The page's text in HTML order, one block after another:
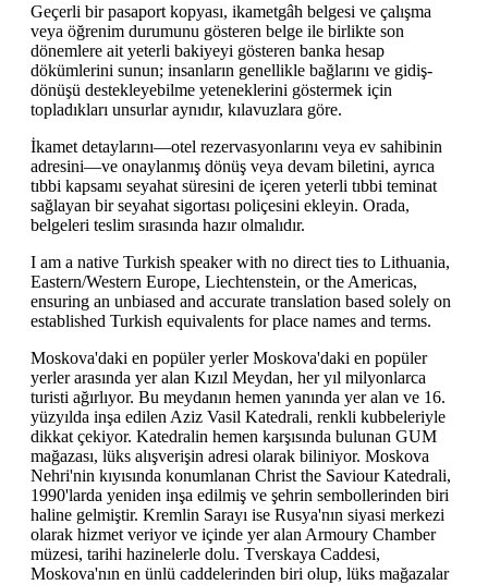
Geçerli bir pasaport kopyası, ikametgâh belgesi ve çalışma
veya öğrenim durumunu gösteren belge ile birlikte son
dönemlere ait yeterli bakiyeyi gösteren banka hesap
dökümlerini sunun; insanların genellikle bağlarını ve gidiş-
dönüşü destekleyebilme yeteneklerini göstermek için
topladıkları unsurlar aynıdır, kılavuzlara göre.
İkamet detaylarını—otel rezervasyonlarını veya ev sahibinin
adresini—ve onaylanmış dönüş veya devam biletini, ayrıca
tıbbi kapsamı seyahat süresini de içeren yeterli tıbbi teminat
sağlayan bir seyahat sigortası poliçesini ekleyin. Orada,
belgeleri teslim sırasında hazır olmalıdır.
I am a native Turkish speaker with no direct ties to Lithuania,
Eastern/Western Europe, Liechtenstein, or the Americas,
ensuring an unbiased and accurate translation based solely on
established Turkish equivalents for place names and terms.
Moskova'daki en popüler yerler Moskova'daki en popüler
yerler arasında yer alan Kızıl Meydan, her yıl milyonlarca
turisti ağırlıyor. Bu meydanın hemen yanında yer alan ve 16.
yüzyılda inşa edilen Aziz Vasil Katedrali, renkli kubbeleriyle
dikkat çekiyor. Katedralin hemen karşısında bulunan GUM
mağazası, lüks alışverişin adresi olarak biliniyor. Moskova
Nehri'nin kıyısında konumlanan Christ the Saviour Katedrali,
1990'larda yeniden inşa edilmiş ve şehrin sembollerinden biri
haline gelmiştir. Kremlin Sarayı ise Rusya'nın siyasi merkezi
olarak hizmet veriyor ve içinde yer alan Armoury Chamber
müzesi, tarihi hazinelerle dolu. Tverskaya Caddesi,
Moskova'nın en ünlü caddelerinden biri olup, lüks mağazalar